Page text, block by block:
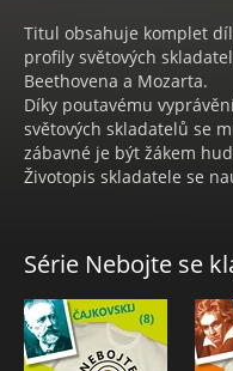
Titul obsahuje komplet
profily světových
Beethovena a Mozarta.
Díky poutavému
světových skladatelů se
zábavné je být žákem
Životopis skladatele se
Nebojte se klasiky!
otevírají Vanda
pro žáky, učitele i
Série Nebojte se